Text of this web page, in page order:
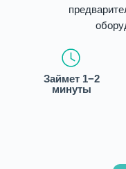
Займет 1−2
минуты